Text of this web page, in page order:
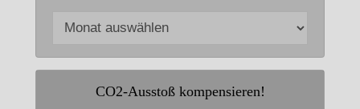
CO2-Ausstoß kompensieren!